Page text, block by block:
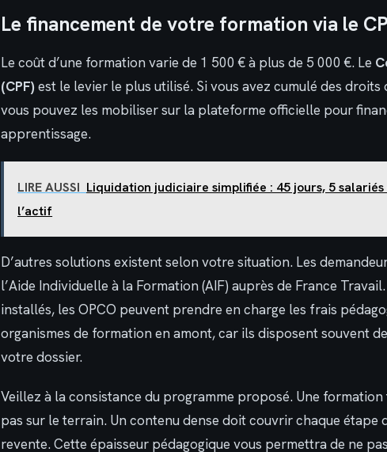
Le financement de votre formation via le
Le coût d’une formation varie de 1 500 € à plus de 5 000 €. Le
(CPF) est le levier le plus utilisé. Si vous avez cumulé des
vous pouvez les mobiliser sur la plateforme officielle pour
apprentissage.
LIRE AUSSI Liquidation judiciaire simplifiée : 45 jours, 5
l’actif
D’autres solutions existent selon votre situation. Les
l’Aide Individuelle à la Formation (AIF) auprès de France
installés, les OPCO peuvent prendre en charge les frais
organismes de formation en amont, car ils disposent souvent
votre dossier.
Veillez à la consistance du programme proposé. Une
pas sur le terrain. Un contenu dense doit couvrir chaque étape
revente. Cette épaisseur pédagogique vous permettra de ne